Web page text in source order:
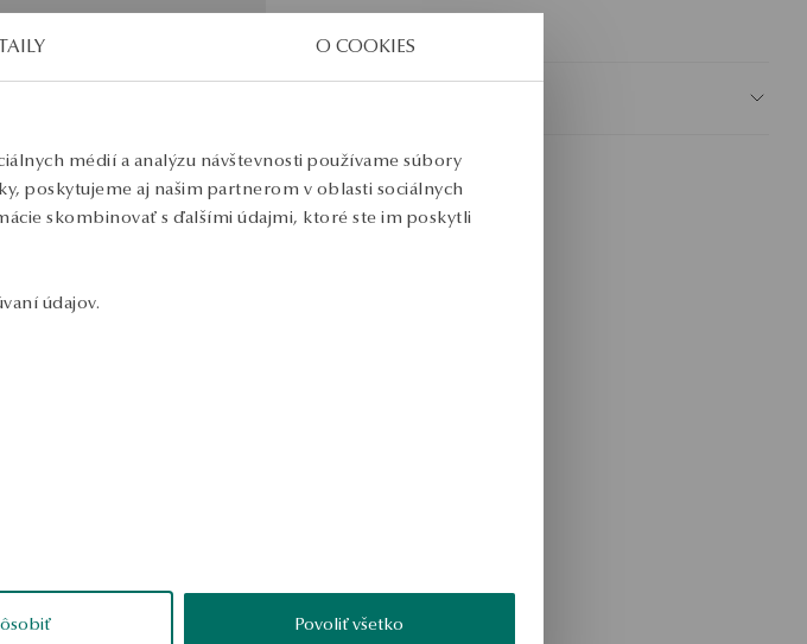
O COOKIES
médií a analýzu návštevnosti používame súbory
poskytujeme aj našim partnerom v oblasti sociálnych
skombinovať s ďalšími údajmi, ktoré ste im poskytli
údajov.
Povoliť všetko